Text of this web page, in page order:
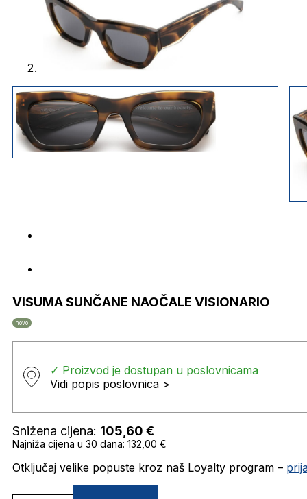
VISUMA SUNČANE NAOČALE VISIONARIO
novo
✓ Proizvod je dostupan u poslovnicama
Vidi popis poslovnica >
Snižena cijena: 105,60 €
Najniža cijena u 30 dana: 132,00 €
Otključaj velike popuste kroz naš Loyalty program –